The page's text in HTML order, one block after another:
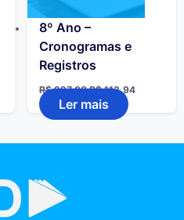
8º Ano –
Cronogramas e
Registros
R$227,88 R$113,94
Ler mais